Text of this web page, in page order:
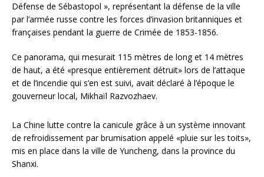
Défense de Sébastopol », représentant la défense de la ville
par l’armée russe contre les forces d’invasion britanniques et
françaises pendant la guerre de Crimée de 1853-1856.
Ce panorama, qui mesurait 115 mètres de long et 14 mètres
de haut, a été «presque entièrement détruit» lors de l’attaque
et de l’incendie qui s’en est suivi, avait déclaré à l’époque le
gouverneur local, Mikhaïl Razvozhaev.
La Chine lutte contre la canicule grâce à un système innovant
de refroidissement par brumisation appelé «pluie sur les toits»,
mis en place dans la ville de Yuncheng, dans la province du
Shanxi.